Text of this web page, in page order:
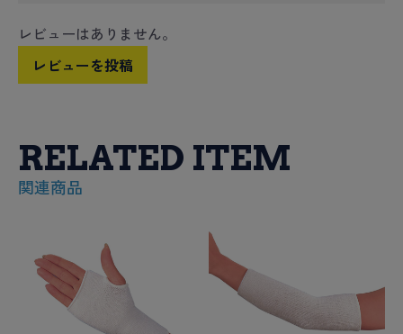
レビューはありません。
レビューを投稿
RELATED ITEM
関連商品